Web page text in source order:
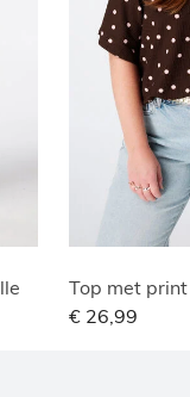
Top met
€ 26,99